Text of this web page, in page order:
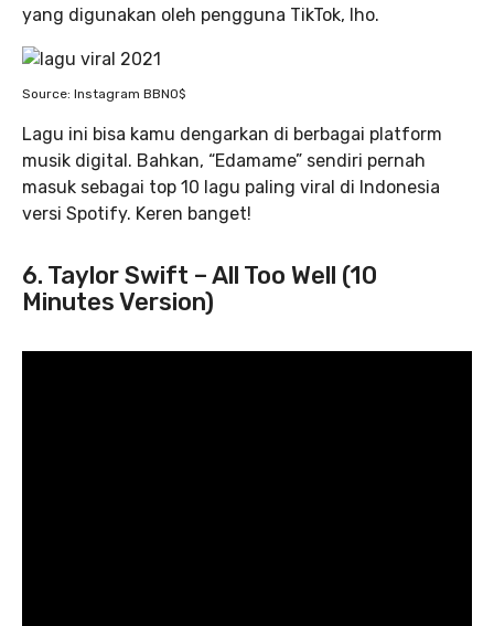
yang digunakan oleh pengguna TikTok, lho.
Source: Instagram BBNO$
Lagu ini bisa kamu dengarkan di berbagai platform
musik digital. Bahkan, “Edamame” sendiri pernah
masuk sebagai top 10 lagu paling viral di Indonesia
versi Spotify. Keren banget!
6. Taylor Swift – All Too Well (10
Minutes Version)